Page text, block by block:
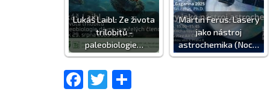
Lukáš Laibl: Ze života
trilobitů -
paleobiologie…
Martin Ferus: Lasery
jako nástroj
astrochemika (Noc…
Facebook
Twitter